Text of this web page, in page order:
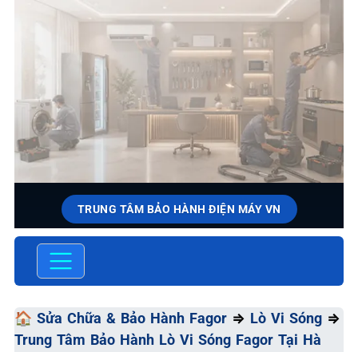
TRUNG TÂM BẢO HÀNH ĐIỆN MÁY VN
SỬA CHỮA & BẢO HÀNH
Đa
🏠 Sửa Chữa & Bảo Hành Fagor ⇒ Lò Vi Sóng ⇒
Trung Tâm Bảo Hành Lò Vi Sóng Fagor Tại Hà